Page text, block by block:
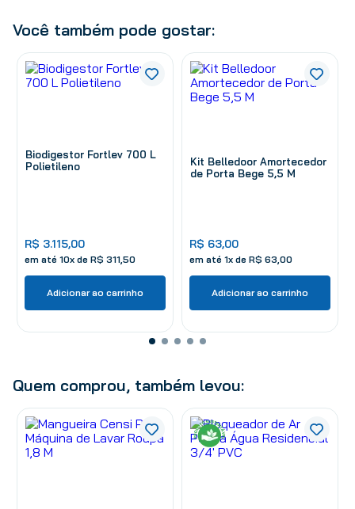
Você também pode gostar:
Biodigestor Fortlev 700 L
Polietileno
R$ 3.115,00
em até 10x de R$ 311 50
Adicionar ao carrinho
Kit Belledoor Amortecedor
de Porta Bege 5,5 M
R$ 63,00
em até 1x de R$ 63 00
Adicionar ao carrinho
Quem comprou, também levou: